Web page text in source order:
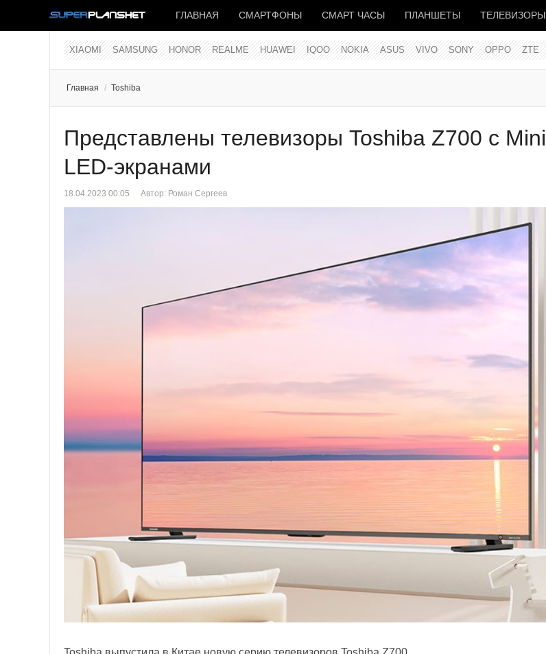
ГЛАВНАЯ СМАРТФОНЫ СМАРТ ЧАСЫ ПЛАНШЕТЫ ТЕЛЕВИЗОРЫ
XIAOMI SAMSUNG HONOR REALME HUAWEI IQOO NOKIA ASUS VIVO SONY OPPO ZTE
Главная / Toshiba
Представлены телевизоры Toshiba Z700 с Mini
LED-экранами
18.04.2023 00:05 Автор: Роман Сергеев